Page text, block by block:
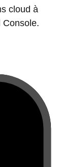
cloud à